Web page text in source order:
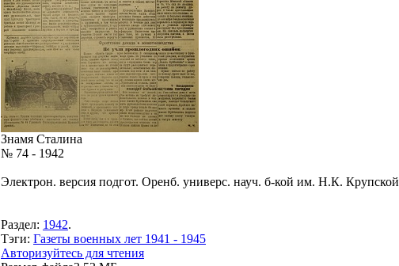
Знамя Сталина
№ 74 - 1942
Электрон. версия подгот. Оренб. универс. науч. б-кой им. Н.К. Крупской
Раздел: 1942.
Тэги: Газеты военных лет 1941 - 1945
Авторизуйтесь для чтения